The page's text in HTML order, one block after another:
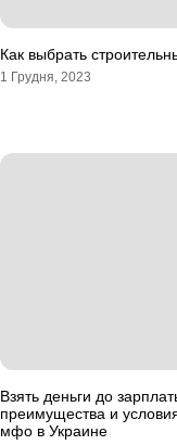
Как выбрать
1 Грудня, 2023
Взять деньги до
преимущества и
мфо в Украине